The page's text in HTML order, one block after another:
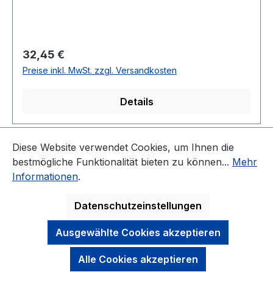
Regulärer Preis:
32,45 €
Preise inkl. MwSt. zzgl. Versandkosten
Details
Seite
1 Seite
2
KONTAKT
NEWSLETTER
Diese Website verwendet Cookies, um Ihnen die
bestmögliche Funktionalität bieten zu können... Mehr
Informationen.
Datenschutzeinstellungen
Ausgewählte Cookies akzeptieren
Alle Cookies akzeptieren